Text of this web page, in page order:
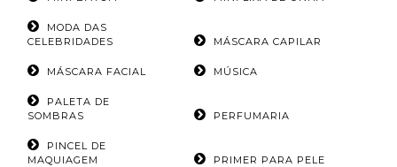
MODA DAS
CELEBRIDADES
MÁSCARA CAPILAR
MÁSCARA FACIAL MÚSICA
PALETA DE
SOMBRAS
PERFUMARIA
PINCEL DE
MAQUIAGEM
PRIMER PARA PELE